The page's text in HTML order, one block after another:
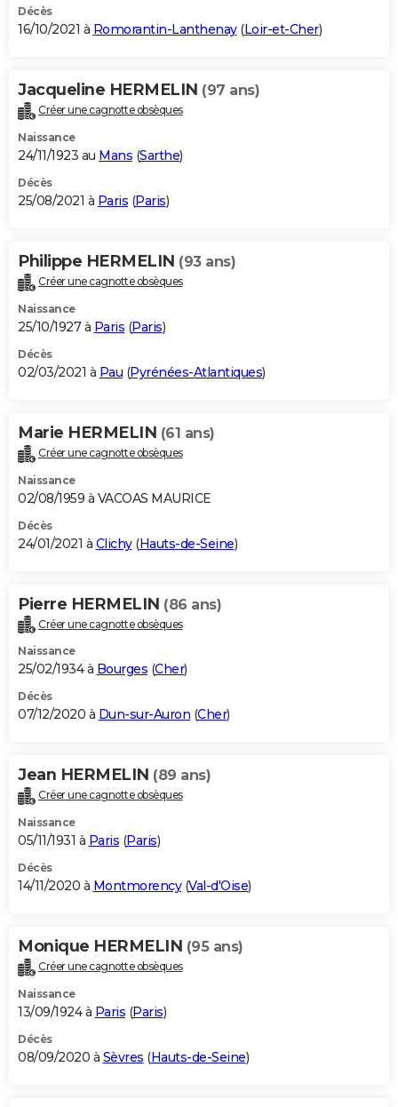
Décès
16/10/2021 à Romorantin-Lanthenay(Loir-et-Cher)
Jacqueline HERMELIN (97 ans)
Créer une cagnotte obsèques
Naissance
24/11/1923 au Mans (Sarthe)
Décès
25/08/2021 à Paris (Paris)
Philippe HERMELIN (93 ans)
Créer une cagnotte obsèques
Naissance
25/10/1927 à Paris (Paris)
Décès
02/03/2021 à Pau (Pyrénées-Atlantiques)
Marie HERMELIN (61 ans)
Créer une cagnotte obsèques
Naissance
02/08/1959 à VACOAS MAURICE
Décès
24/01/2021 à Clichy(Hauts-de-Seine)
Pierre HERMELIN (86 ans)
Créer une cagnotte obsèques
Naissance
25/02/1934 à Bourges (Cher)
Décès
07/12/2020 à Dun-sur-Auron (Cher)
Jean HERMELIN (89 ans)
Créer une cagnotte obsèques
Naissance
05/11/1931 à Paris (Paris)
Décès
14/11/2020 à Montmorency(Val-d'Oise)
Monique HERMELIN (95 ans)
Créer une cagnotte obsèques
Naissance
13/09/1924 à Paris (Paris)
Décès
08/09/2020 à Sèvres (Hauts-de-Seine)